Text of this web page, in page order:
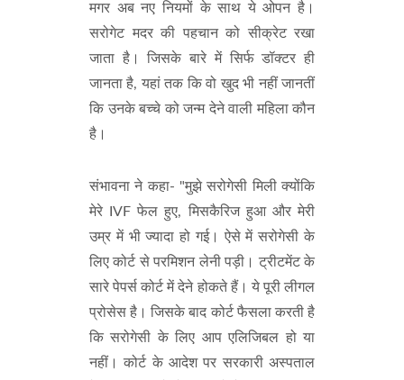
मगर अब नए नियमों के साथ ये ओपन है।
सरोगेट मदर की पहचान को सीक्रेट रखा
जाता है। जिसके बारे में सिर्फ डॉक्टर ही
जानता है, यहां तक कि वो खुद भी नहीं जानतीं
कि उनके बच्चे को जन्म देने वाली महिला कौन
है।
संभावना ने कहा- "मुझे सरोगेसी मिली क्योंकि
मेरे IVF फेल हुए, मिसकैरिज हुआ और मेरी
उम्र में भी ज्यादा हो गई। ऐसे में सरोगेसी के
लिए कोर्ट से परमिशन लेनी पड़ी। ट्रीटमेंट के
सारे पेपर्स कोर्ट में देने होकते हैं। ये पूरी लीगल
प्रोसेस है। जिसके बाद कोर्ट फैसला करती है
कि सरोगेसी के लिए आप एलिजिबल हो या
नहीं। कोर्ट के आदेश पर सरकारी अस्पताल